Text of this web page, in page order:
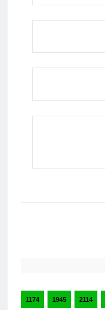
1174 1945 2114